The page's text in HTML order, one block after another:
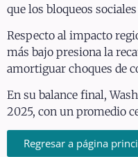
que los bloqueos
Respecto al impacto
más bajo presiona la
amortiguar choques de
En su balance final,
2025, con un promedio
Regresar a página